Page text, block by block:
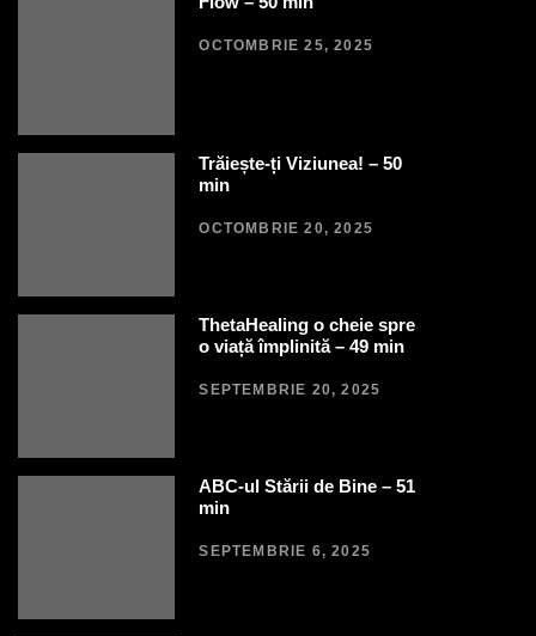
OCTOMBRIE 25, 2025
Trăiește-ți Viziunea! – 50
min
OCTOMBRIE 20, 2025
ThetaHealing o cheie spre
o viață împlinită – 49 min
SEPTEMBRIE 20, 2025
ABC-ul Stării de Bine – 51
min
SEPTEMBRIE 6, 2025